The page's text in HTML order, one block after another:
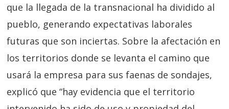
que la llegada de la transnacional ha dividido al
pueblo, generando expectativas laborales
futuras que son inciertas. Sobre la afectación en
los territorios donde se levanta el camino que
usará la empresa para sus faenas de sondajes,
explicó que “hay evidencia que el territorio